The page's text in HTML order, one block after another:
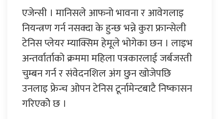
एजेन्सी । मानिसले आफनो भावना र आवेगलाइ
नियन्त्रण गर्न नसक्दा के हुन्छ भन्ने कुरा फ्रान्सेली
टेनिस प्लेयर म्याक्सिम हेमूले भोगेका छन । लाइभ
अन्तर्वार्ताको क्रममा महिला पत्रकारलाई जर्बजस्ती
चुम्बन गर्न र संवेदनशिल अंग छुन खोजेपछि
उनलाइ फ्रेन्च ओपन टेनिस टूर्नामेन्टबाटै निष्कासन
गरिएकोे छ ।